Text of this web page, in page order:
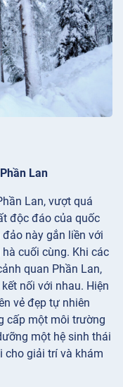
Lan
Lan, vượt quá
độc đáo của quốc
này gắn liền với
cuối cùng. Khi các
quan Phần Lan,
nối với nhau. Hiện
vẻ đẹp tự nhiên
cấp một môi trường
một hệ sinh thái
cho giải trí và khám